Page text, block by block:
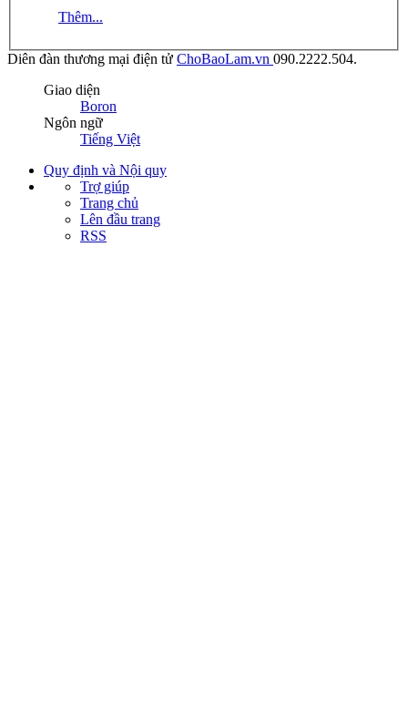
Thêm...
Diên đàn thương mại điện tử ChoBaoLam.vn 090.2222.504.
Giao diện
Boron
Ngôn ngữ
Tiếng Việt
Quy định và Nội quy
Trợ giúp
Trang chủ
Lên đầu trang
RSS